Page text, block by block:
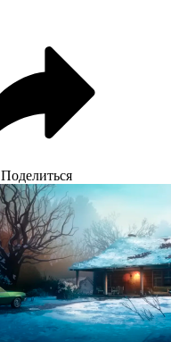
Поделиться